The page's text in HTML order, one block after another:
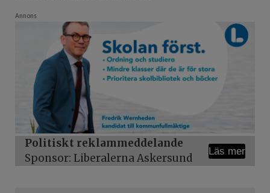
Annons
Politiskt reklammeddelande
Sponsor: Liberalerna Askersund
Läs mer